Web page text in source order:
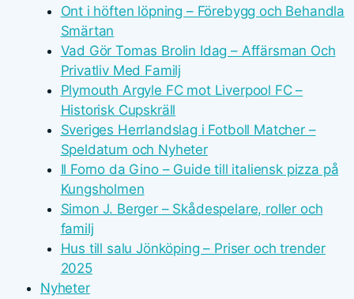
Ont i höften löpning – Förebygg och Behandla
Smärtan
Vad Gör Tomas Brolin Idag – Affärsman Och
Privatliv Med Familj
Plymouth Argyle FC mot Liverpool FC –
Historisk Cupskräll
Sveriges Herrlandslag i Fotboll Matcher –
Speldatum och Nyheter
Il Forno da Gino – Guide till italiensk pizza på
Kungsholmen
Simon J. Berger – Skådespelare, roller och
familj
Hus till salu Jönköping – Priser och trender
2025
Nyheter